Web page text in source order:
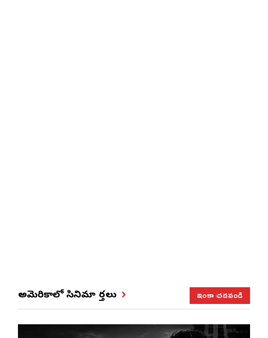
అమెరికాలో సినిమా వార్తలు ఇంకా చదవండి